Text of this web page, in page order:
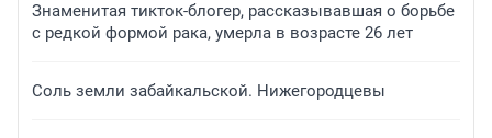
Знаменитая тикток-блогер, рассказывавшая о борьбе
с редкой формой рака, умерла в возрасте 26 лет
Соль земли забайкальской. Нижегородцевы